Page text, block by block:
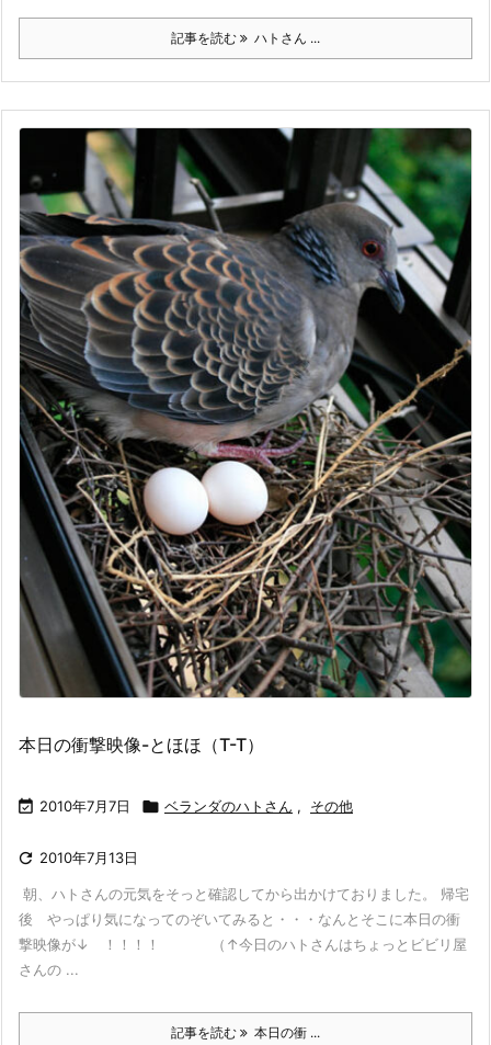
記事を読む ハトさん ...
本日の衝撃映像-とほほ（T-T）
 2010年7月7日  ベランダのハトさん , その他
 2010年7月13日
朝、ハトさんの元気をそっと確認してから出かけておりました。 帰宅
後 やっぱり気になってのぞいてみると・・・なんとそこに本日の衝
撃映像が↓ ！！！！ （↑今日のハトさんはちょっとビビリ屋
さんの ...
記事を読む 本日の衝 ...